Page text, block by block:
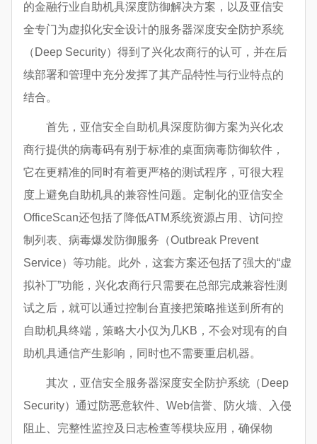
的金融行业自助机具深度防御解决方案，以及亚信安
全专门为虚拟化安全设计的服务器深度安全防护系统
（Deep Security）得到了兴化农商行的认可，并在后
续部署和管理中充分发挥了其产品特性与行业特点的
结合。
首先，亚信安全自助机具深度防御方案为兴化农
商行提供的病毒码有别于标准的桌面病毒防御软件，
它在更精准的同时有着更严格的测试程序，可很大程
度上避免自助机具的兼容性问题。定制化的亚信安全
OfficeScan还包括了降低ATM系统资源占用、访问控
制列表、病毒爆发防御服务（Outbreak Prevent
Service）等功能。此外，这套方案还包括了强大的“虚
拟补丁”功能，兴化农商行只需要在总部完成兼容性测
试之后，就可以通过控制台直接把策略推送到所有的
自助机具终端，策略大小仅为几KB，不会对现有的自
助机具通信产生影响，同时也不需要重启机器。
其次，亚信安全服务器深度安全防护系统（Deep
Security）通过防恶意软件、Web信誉、防火墙、入侵
阻止、完整性监控及日志检查等模块应用，确保物